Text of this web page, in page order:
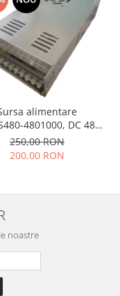
alimentare
4801000, DC 48V
profesionala, carcasa
cu ventilator, 3
iesiri, IP20
250,00 RON
200,00 RON
noastre